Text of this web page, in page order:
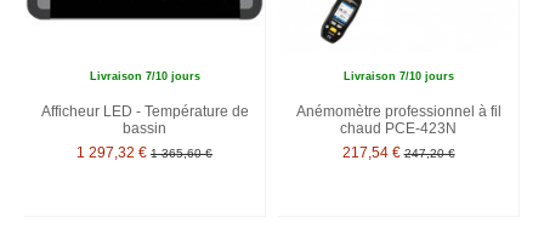
Livraison 7/10 jours
Afficheur LED - Température de
bassin
1 297,32 € 1 365,60 €
Livraison 7/10 jours
Anémomètre professionnel à fil
chaud PCE-423N
217,54 € 247,20 €